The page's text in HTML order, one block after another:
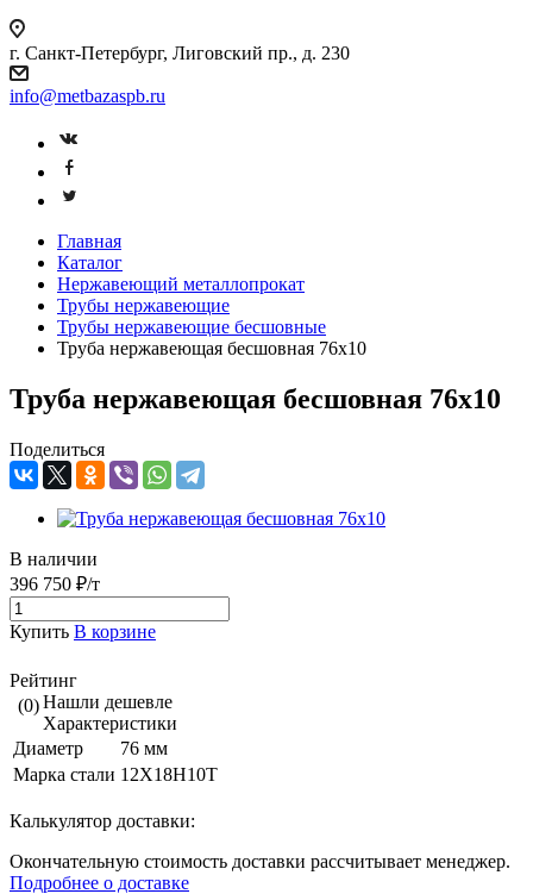
г. Санкт-Петербург, Лиговский пр., д. 230
info@metbazaspb.ru
Главная
Каталог
Нержавеющий металлопрокат
Трубы нержавеющие
Трубы нержавеющие бесшовные
Труба нержавеющая бесшовная 76х10
Труба нержавеющая бесшовная 76х10
Поделиться
В наличии
396 750 ₽/т
Купить В корзине
Рейтинг
(0)Нашли дешевле
Характеристики
Диаметр
76 мм
Марка стали 12Х18Н10Т
Калькулятор доставки:
Окончательную стоимость доставки рассчитывает менеджер.
Подробнее о доставке